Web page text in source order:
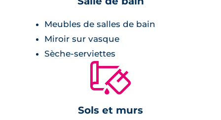
ou encore des loggias.
Meubles de salles de bain
Miroir sur vasque
Sèche-serviettes
🔨
Sols et murs